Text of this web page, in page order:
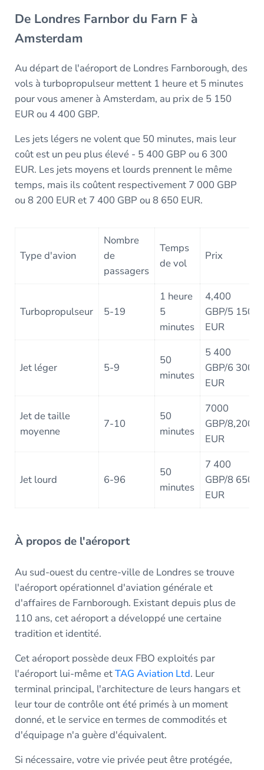
De Londres Farnbor du Farn F à
Amsterdam
Au départ de l'aéroport de Londres Farnborough, des
vols à turbopropulseur mettent 1 heure et 5 minutes
pour vous amener à Amsterdam, au prix de 5 150
EUR ou 4 400 GBP.
Les jets légers ne volent que 50 minutes, mais leur
coût est un peu plus élevé - 5 400 GBP ou 6 300
EUR. Les jets moyens et lourds prennent le même
temps, mais ils coûtent respectivement 7 000 GBP
ou 8 200 EUR et 7 400 GBP ou 8 650 EUR.
Type d'avion
Nombre
de
passagers
Temps
de vol
Prix
Turbopropulseur 5-19
1 heure
5
minutes
4,400
GBP/5 150
EUR
Jet léger 5-9
50
minutes
5 400
GBP/6 300
EUR
Jet de taille
moyenne
7-10
50
minutes
7000
GBP/8,200
EUR
Jet lourd 6-96
50
minutes
7 400
GBP/8 650
EUR
À propos de l'aéroport
Au sud-ouest du centre-ville de Londres se trouve
l'aéroport opérationnel d'aviation générale et
d'affaires de Farnborough. Existant depuis plus de
110 ans, cet aéroport a développé une certaine
tradition et identité.
Cet aéroport possède deux FBO exploités par
l'aéroport lui-même etTAG Aviation Ltd. Leur
terminal principal, l'architecture de leurs hangars et
leur tour de contrôle ont été primés à un moment
donné, et le service en termes de commodités et
d'équipage n'a guère d'équivalent.
Si nécessaire, votre vie privée peut être protégée,